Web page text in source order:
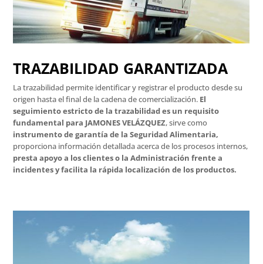
TRAZABILIDAD GARANTIZADA
La trazabilidad permite identificar y registrar el producto desde su
origen hasta el final de la cadena de comercialización. El
seguimiento estricto de la trazabilidad es un requisito
fundamental para JAMONES VELÁZQUEZ, sirve como
instrumento de garantía de la Seguridad Alimentaria,
proporciona información detallada acerca de los procesos internos,
presta apoyo a los clientes o la Administración frente a
incidentes y facilita la rápida localización de los productos.